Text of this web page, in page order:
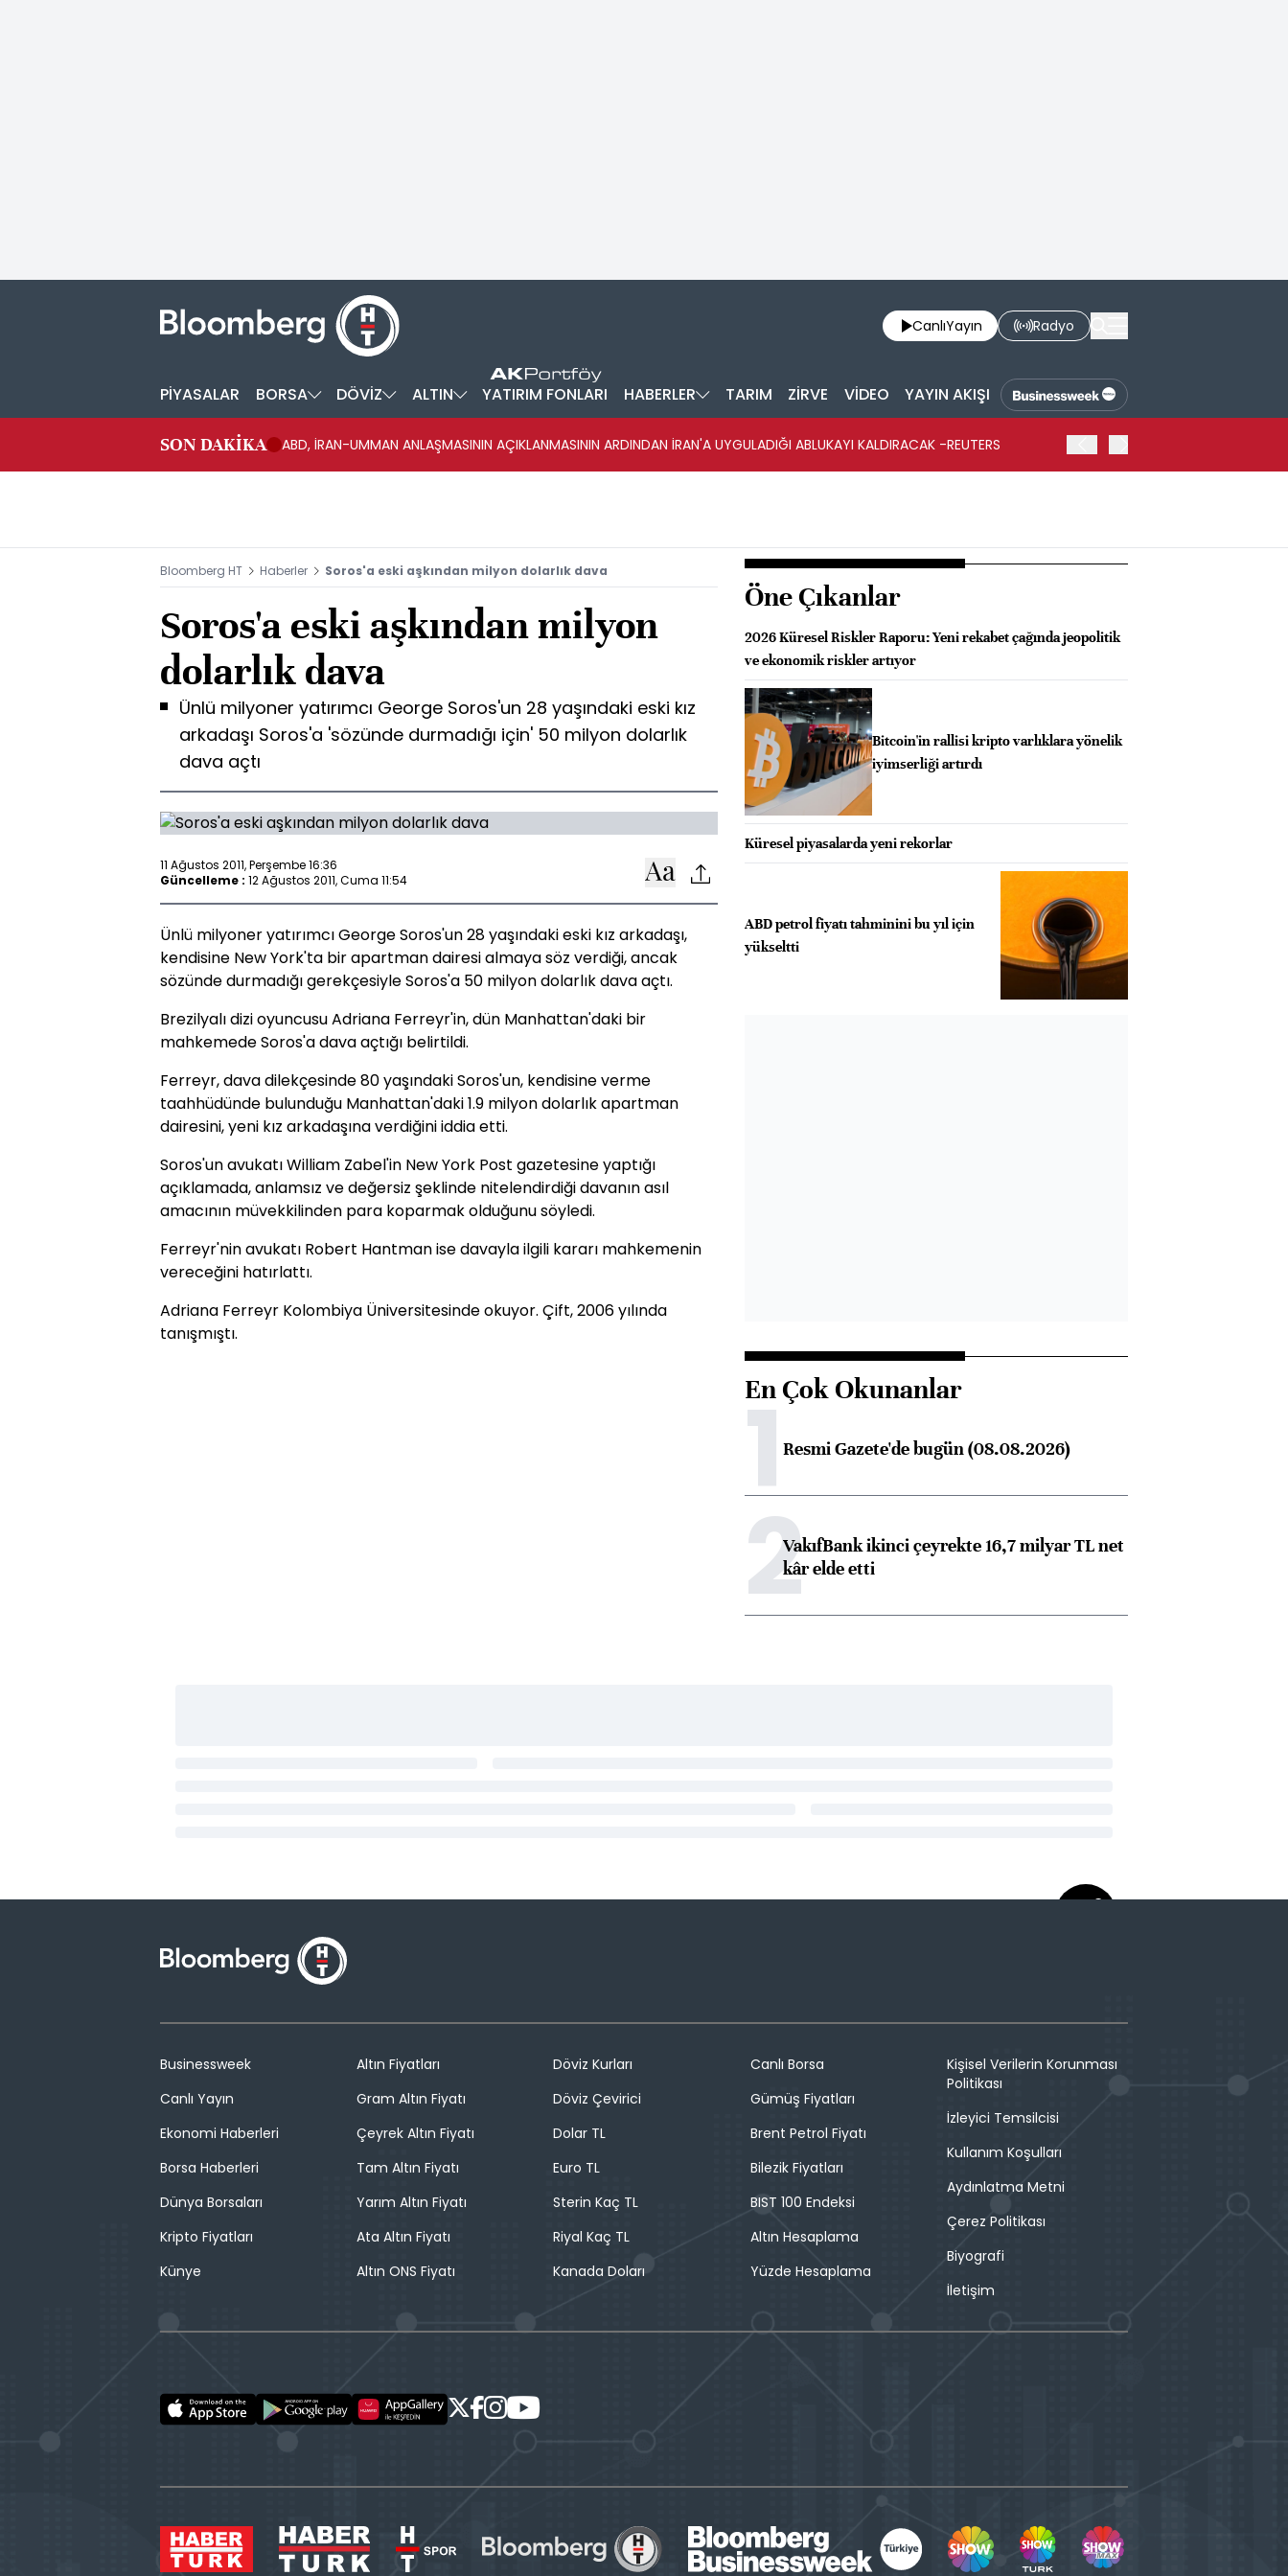
CanlıYayın Radyo
PİYASALAR BORSA DÖVİZ ALTIN YATIRIM FONLARI HABERLER TARIM ZİRVE VİDEO YAYIN AKIŞI
SON DAKİKA ABD, İRAN-UMMAN ANLAŞMASININ AÇIKLANMASININ ARDINDAN İRAN'A UYGULADIĞI ABLUKAYI KALDIRACAK -REUTERS
Bloomberg HT Haberler Soros'a eski aşkından milyon dolarlık dava
Soros'a eski aşkından milyon
dolarlık dava
Ünlü milyoner yatırımcı George Soros'un 28 yaşındaki eski kız
arkadaşı Soros'a 'sözünde durmadığı için' 50 milyon dolarlık
dava açtı
11 Ağustos 2011, Perşembe 16:36
Güncelleme : 12 Ağustos 2011, Cuma 11:54
Ünlü milyoner yatırımcı George Soros'un 28 yaşındaki eski kız arkadaşı,
kendisine New York'ta bir apartman dairesi almaya söz verdiği, ancak
sözünde durmadığı gerekçesiyle Soros'a 50 milyon dolarlık dava açtı.
Brezilyalı dizi oyuncusu Adriana Ferreyr'in, dün Manhattan'daki bir
mahkemede Soros'a dava açtığı belirtildi.
Ferreyr, dava dilekçesinde 80 yaşındaki Soros'un, kendisine verme
taahhüdünde bulunduğu Manhattan'daki 1.9 milyon dolarlık apartman
dairesini, yeni kız arkadaşına verdiğini iddia etti.
Soros'un avukatı William Zabel'in New York Post gazetesine yaptığı
açıklamada, anlamsız ve değersiz şeklinde nitelendirdiği davanın asıl
amacının müvekkilinden para koparmak olduğunu söyledi.
Ferreyr'nin avukatı Robert Hantman ise davayla ilgili kararı mahkemenin
vereceğini hatırlattı.
Adriana Ferreyr Kolombiya Üniversitesinde okuyor. Çift, 2006 yılında
tanışmıştı.
Öne Çıkanlar
2026 Küresel Riskler Raporu: Yeni rekabet çağında jeopolitik
ve ekonomik riskler artıyor
Bitcoin'in rallisi kripto varlıklara yönelik
iyimserliği artırdı
Küresel piyasalarda yeni rekorlar
ABD petrol fiyatı tahminini bu yıl için
yükseltti
En Çok Okunanlar
1Resmi Gazete'de bugün (08.08.2026)
2VakıfBank ikinci çeyrekte 16,7 milyar TL net
kâr elde etti
Businessweek
Canlı Yayın
Ekonomi Haberleri
Borsa Haberleri
Dünya Borsaları
Kripto Fiyatları
Künye
Altın Fiyatları
Gram Altın Fiyatı
Çeyrek Altın Fiyatı
Tam Altın Fiyatı
Yarım Altın Fiyatı
Ata Altın Fiyatı
Altın ONS Fiyatı
Döviz Kurları
Döviz Çevirici
Dolar TL
Euro TL
Sterin Kaç TL
Riyal Kaç TL
Kanada Doları
Canlı Borsa
Gümüş Fiyatları
Brent Petrol Fiyatı
Bilezik Fiyatları
BIST 100 Endeksi
Altın Hesaplama
Yüzde Hesaplama
Kişisel Verilerin Korunması
Politikası
İzleyici Temsilcisi
Kullanım Koşulları
Aydınlatma Metni
Çerez Politikası
Biyografi
İletişim